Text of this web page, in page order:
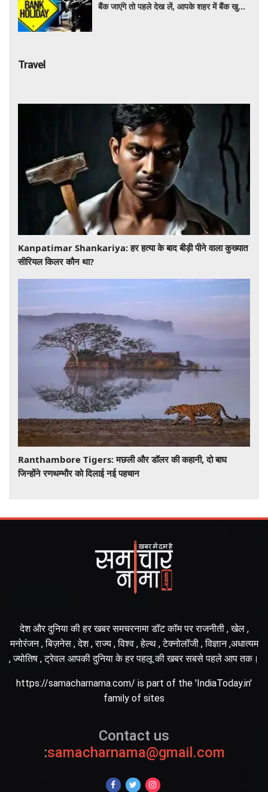
बैंक जाएंगे तो पहले देख लें, आपके शहर में बैंक खुले
Travel
​​​​​​​Kanpatimar Shankariya: हर हत्या के बाद बीड़ी पीने वाला कुख्यात
सीरियल किलर कौन था?
Ranthambore Tigers: मछली और डॉलर की कहानी, दो बाघ
जिन्होंने रणथम्भौर को दिलाई नई पहचान
देश और दुनिया की हर खबर समचरनामा डॉट कॉम पर राजनीती , खेल ,
मनोरंजन , बिज़नेस , देश , राज्य , विश्व , हेल्थ , टेक्नोलॉजी , विज्ञान ,अधात्यम
, ज्योतिष , ट्रेवल आपकी दुनिया के हर पहलू की खबर सबसे पहले आप तक।
https://samacharnama.com/ is part of the 'IndiaToday.in'
family of sites
Contact us
:samacharnama@gmail.com